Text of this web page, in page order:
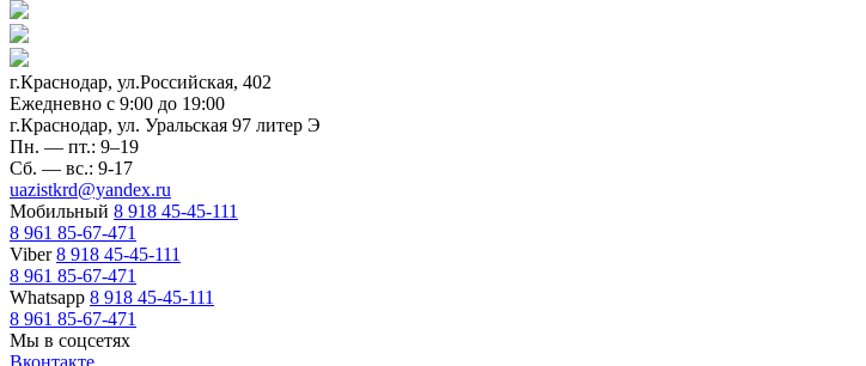
г.Краснодар, ул.Российская, 402
Ежедневно c 9:00 до 19:00
г.Краснодар, ул. Уральская 97 литер Э
Пн. — пт.: 9–19
Сб. — вс.: 9-17
uazistkrd@yandex.ru
Мобильный 8 918 45-45-111
8 961 85-67-471
Viber8 918 45-45-111
8 961 85-67-471
Whatsapp 8 918 45-45-111
8 961 85-67-471
Мы в соцсетях
Вконтакте